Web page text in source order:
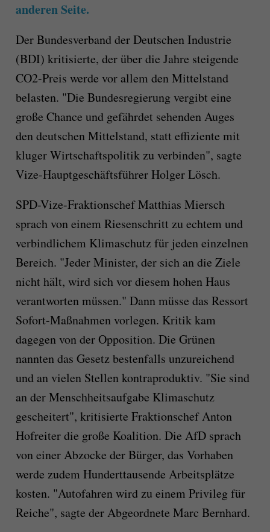
anderen Seite.
Der Bundesverband der Deutschen Industrie
(BDI) kritisierte, der über die Jahre steigende
CO2-Preis werde vor allem den Mittelstand
belasten. "Die Bundesregierung vergibt eine
große Chance und gefährdet sehenden Auges
den deutschen Mittelstand, statt effiziente mit
kluger Wirtschaftspolitik zu verbinden", sagte
Vize-Hauptgeschäftsführer Holger Lösch.
SPD-Vize-Fraktionschef Matthias Miersch
sprach von einem Riesenschritt zu echtem und
verbindlichem Klimaschutz für jeden einzelnen
Bereich. "Jeder Minister, der sich an die Ziele
nicht hält, wird sich vor diesem hohen Haus
verantworten müssen." Dann müsse das Ressort
Sofort-Maßnahmen vorlegen. Kritik kam
dagegen von der Opposition. Die Grünen
nannten das Gesetz bestenfalls unzureichend
und an vielen Stellen kontraproduktiv. "Sie sind
an der Menschheitsaufgabe Klimaschutz
gescheitert", kritisierte Fraktionschef Anton
Hofreiter die große Koalition. Die AfD sprach
von einer Abzocke der Bürger, das Vorhaben
werde zudem Hunderttausende Arbeitsplätze
kosten. "Autofahren wird zu einem Privileg für
Reiche", sagte der Abgeordnete Marc Bernhard.